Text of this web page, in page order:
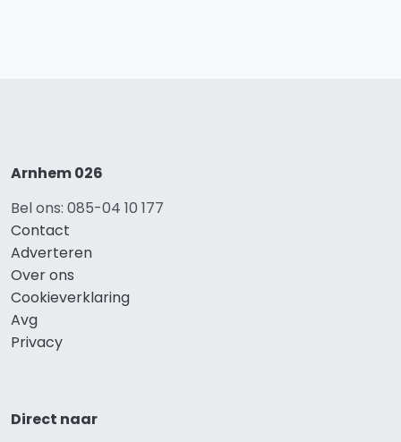
Arnhem 026
Bel ons: 085-04 10 177
Contact
Adverteren
Over ons
Cookieverklaring
Avg
Privacy
Direct naar